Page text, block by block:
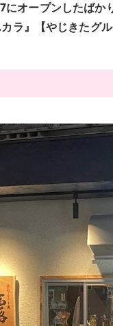
にオープンしたばか
ラ』【やじきたグル